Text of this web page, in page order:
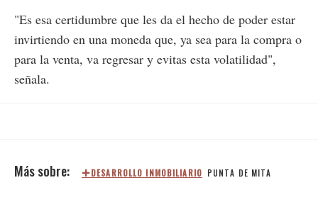
"Es esa certidumbre que les da el hecho de poder estar
invirtiendo en una moneda que, ya sea para la compra o
para la venta, va regresar y evitas esta volatilidad",
señala.
DESARROLLO INMOBILIARIO PUNTA DE MITA